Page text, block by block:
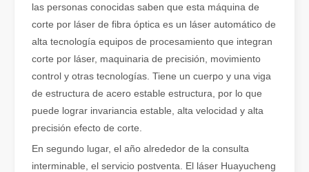
Eliminación de pintura con láser, debe elegir la mejor forma de eliminar la pintura
En el campo del tratamiento y restauración de superficies, la
las personas conocidas saben que esta máquina de
corte por láser de fibra óptica es un láser automático de
alta tecnología equipos de procesamiento que integran
corte por láser, maquinaria de precisión, movimiento
control y otras tecnologías. Tiene un cuerpo y una viga
de estructura de acero estable estructura, por lo que
puede lograr invariancia estable, alta velocidad y alta
precisión efecto de corte.
En segundo lugar, el año alrededor de la consulta
interminable, el servicio postventa. El láser Huayucheng